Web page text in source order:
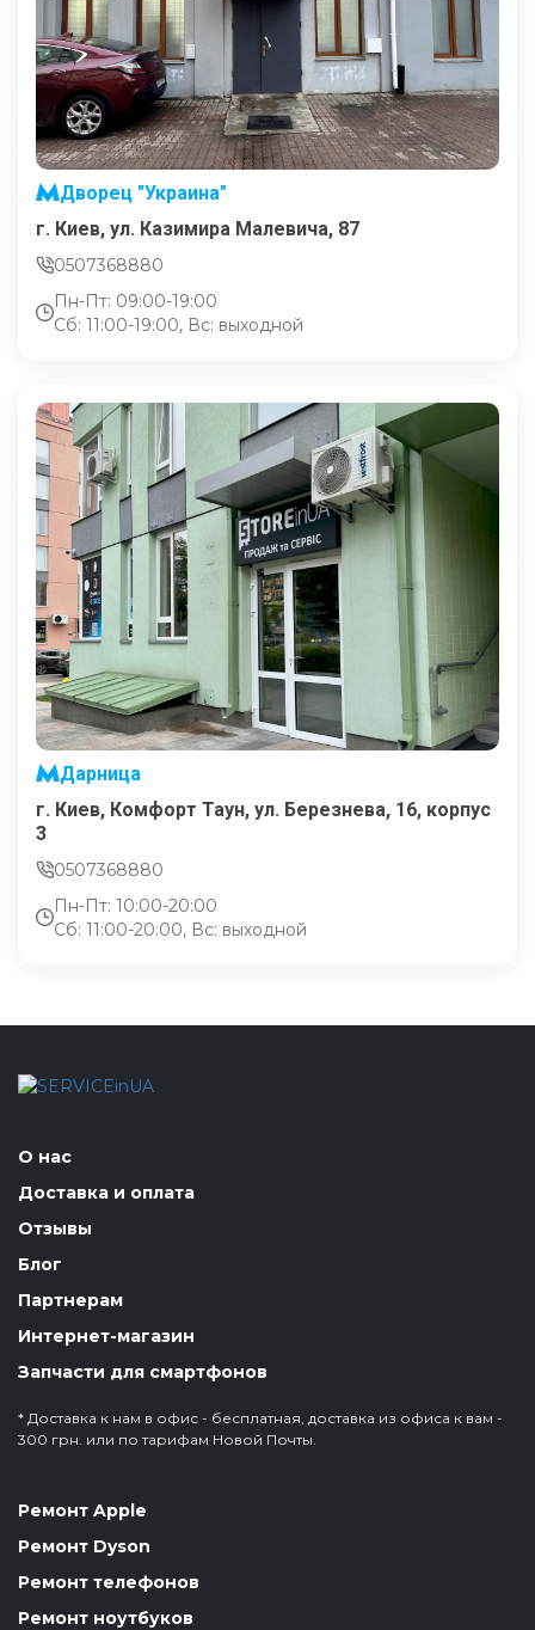
Дворец "Украина"
г. Киев, ул. Казимира Малевича, 87
0507368880
Пн-Пт: 09:00-19:00
Сб: 11:00-19:00, Вс: выходной
Дарница
г. Киев, Комфорт Таун, ул. Березнева, 16, корпус
3
0507368880
Пн-Пт: 10:00-20:00
Сб: 11:00-20:00, Вс: выходной
О нас
Доставка и оплата
Отзывы
Блог
Партнерам
Интернет-магазин
Запчасти для смартфонов
* Доставка к нам в офис - бесплатная, доставка из офиса к вам -
300 грн. или по тарифам Новой Почты.
Ремонт Apple
Ремонт Dyson
Ремонт телефонов
Ремонт ноутбуков